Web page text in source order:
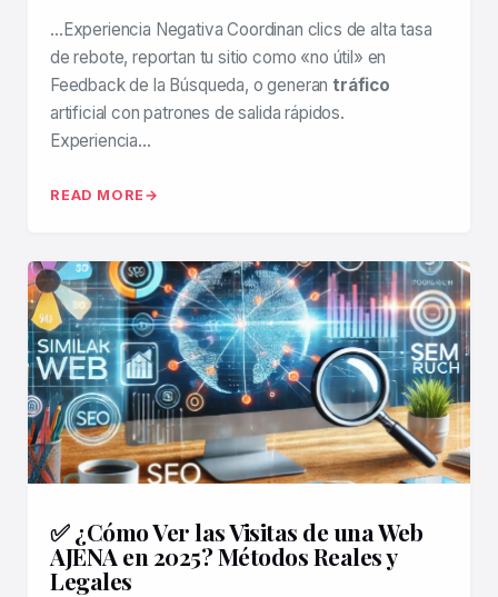
…Experiencia Negativa Coordinan clics de alta tasa
de rebote, reportan tu sitio como «no útil» en
Feedback de la Búsqueda, o generan tráfico
artificial con patrones de salida rápidos.
Experiencia…
READ MORE
✅ ¿Cómo Ver las Visitas de una Web
AJENA en 2025? Métodos Reales y
Legales